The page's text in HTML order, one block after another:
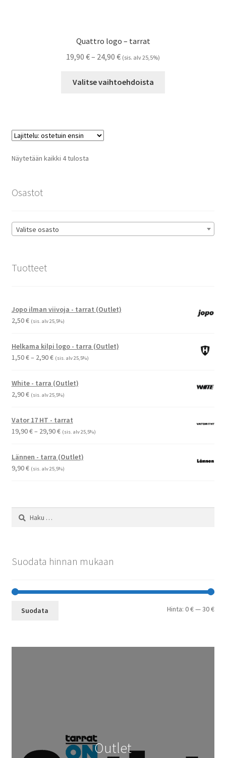
Quattro logo – tarrat
19,90 €– 24,90 €Hintaluokka:
-
(sis. alv 25,5%)
Valitse vaihtoehdoista
Näytetään kaikki 4 tulostaSuosituimmat
Osastot
Valitse osasto
Tuotteet
Jopo ilman viivoja - tarrat (Outlet)
2,50€ (sis. alv 25,5%)
Helkama kilpi logo - tarra (Outlet)
1,50€– 2,90€Hintaluokka:
-
2,90 €
(sis. alv 25,5%)
White - tarra (Outlet)
2,90€ (sis. alv 25,5%)
Vator 17 HT - tarrat
19,90€– 29,90€Hintaluokka:
-
29,90 €
(sis. alv 25,5%)
Lännen - tarra (Outlet)
9,90€ (sis. alv 25,5%)
Haku:
Suodata hinnan mukaan
Suodata Hinta:0 €—30 €
Outlet